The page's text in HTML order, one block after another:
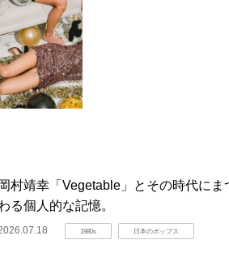
岡村靖幸「Vegetable」とその時代にま
る個人的な記憶。
1980s 日本のポップス